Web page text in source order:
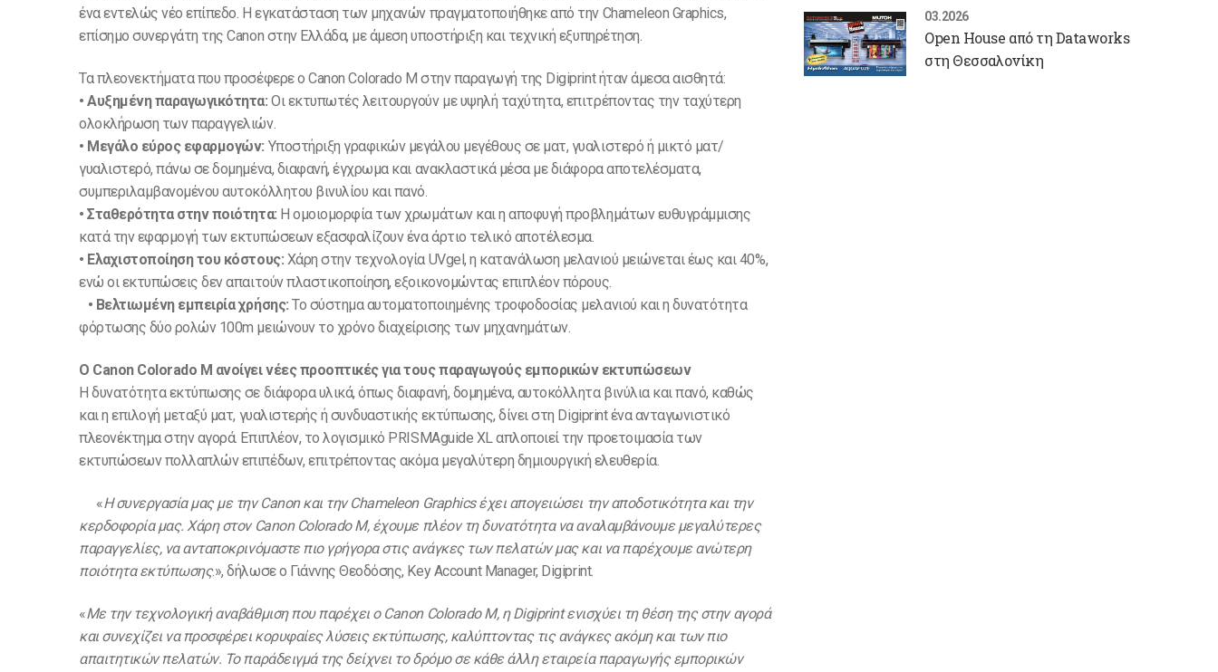
ένα εντελώς νέο επίπεδο. Η εγκατάσταση των μηχανών πραγματοποιήθηκε από την Chameleon Graphics,
επίσημο συνεργάτη της Canon στην Ελλάδα, με άμεση υποστήριξη και τεχνική εξυπηρέτηση.
Τα πλεονεκτήματα που προσέφερε ο Canon Colorado M στην παραγωγή της Digiprint ήταν άμεσα αισθητά:
• Αυξημένη παραγωγικότητα: Οι εκτυπωτές λειτουργούν με υψηλή ταχύτητα, επιτρέποντας την ταχύτερη
ολοκλήρωση των παραγγελιών.
• Μεγάλο εύρος εφαρμογών: Υποστήριξη γραφικών μεγάλου μεγέθους σε ματ, γυαλιστερό ή μικτό ματ/
γυαλιστερό, πάνω σε δομημένα, διαφανή, έγχρωμα και ανακλαστικά μέσα με διάφορα αποτελέσματα,
συμπεριλαμβανομένου αυτοκόλλητου βινυλίου και πανό.
• Σταθερότητα στην ποιότητα: Η ομοιομορφία των χρωμάτων και η αποφυγή προβλημάτων ευθυγράμμισης
κατά την εφαρμογή των εκτυπώσεων εξασφαλίζουν ένα άρτιο τελικό αποτέλεσμα.
• Ελαχιστοποίηση του κόστους: Χάρη στην τεχνολογία UVgel, η κατανάλωση μελανιού μειώνεται έως και 40%,
ενώ οι εκτυπώσεις δεν απαιτούν πλαστικοποίηση, εξοικονομώντας επιπλέον πόρους.
• Βελτιωμένη εμπειρία χρήσης: Το σύστημα αυτοματοποιημένης τροφοδοσίας μελανιού και η δυνατότητα
φόρτωσης δύο ρολών 100m μειώνουν το χρόνο διαχείρισης των μηχανημάτων.
Ο Canon Colorado M ανοίγει νέες προοπτικές για τους παραγωγούς εμπορικών εκτυπώσεων
Η δυνατότητα εκτύπωσης σε διάφορα υλικά, όπως διαφανή, δομημένα, αυτοκόλλητα βινύλια και πανό, καθώς
και η επιλογή μεταξύ ματ, γυαλιστερής ή συνδυαστικής εκτύπωσης, δίνει στη Digiprint ένα ανταγωνιστικό
πλεονέκτημα στην αγορά. Επιπλέον, το λογισμικό PRISMAguide XL απλοποιεί την προετοιμασία των
εκτυπώσεων πολλαπλών επιπέδων, επιτρέποντας ακόμα μεγαλύτερη δημιουργική ελευθερία.
«Η συνεργασία μας με την Canon και την Chameleon Graphics έχει απογειώσει την αποδοτικότητα και την
κερδοφορία μας. Χάρη στον Canon Colorado M, έχουμε πλέον τη δυνατότητα να αναλαμβάνουμε μεγαλύτερες
παραγγελίες, να ανταποκρινόμαστε πιο γρήγορα στις ανάγκες των πελατών μας και να παρέχουμε ανώτερη
ποιότητα εκτύπωσης.», δήλωσε ο Γιάννης Θεοδόσης, Key Account Manager, Digiprint.
«Με την τεχνολογική αναβάθμιση που παρέχει ο Canon Colorado M, η Digiprint ενισχύει τη θέση της στην αγορά
και συνεχίζει να προσφέρει κορυφαίες λύσεις εκτύπωσης, καλύπτοντας τις ανάγκες ακόμη και των πιο
απαιτητικών πελατών. Το παράδειγμά της δείχνει το δρόμο σε κάθε άλλη εταιρεία παραγωγής εμπορικών
03.2026
Open House από τη Dataworks
στη Θεσσαλονίκη